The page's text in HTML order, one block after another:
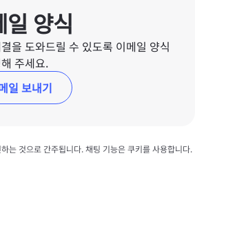
일 양식
을 도와드릴 수 있도록 이메일 양식
주세요.
일 보내기
는 것으로 간주됩니다. 채팅 기능은 쿠키를 사용합니다.